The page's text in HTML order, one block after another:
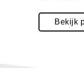
Bekijk